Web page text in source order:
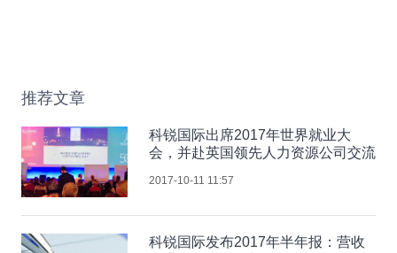
推荐文章
科锐国际出席2017年世界就业大
会，并赴英国领先人力资源公司交流
2017-10-11 11:57
科锐国际发布2017年半年报：营收